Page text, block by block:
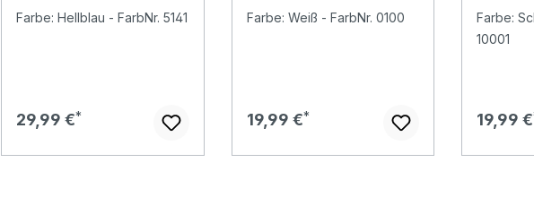
Farbe: Hellblau - FarbNr. 5141
Regulärer Preis:
29,99 €
Farbe: Weiß - FarbNr. 0100
Regulärer Preis:
19,99 €
Farbe:
10001
19,99 €